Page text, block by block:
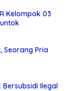
Kelompok 03
Seorang Pria
Ilegal